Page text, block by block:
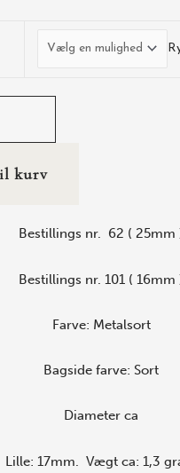
kurv
Bestillings nr. 62 ( 25mm
Bestillings nr. 101 ( 16mm
Farve: Metalsort
Bagside farve: Sort
Diameter ca
Lille: 17mm. Vægt ca: 1,3